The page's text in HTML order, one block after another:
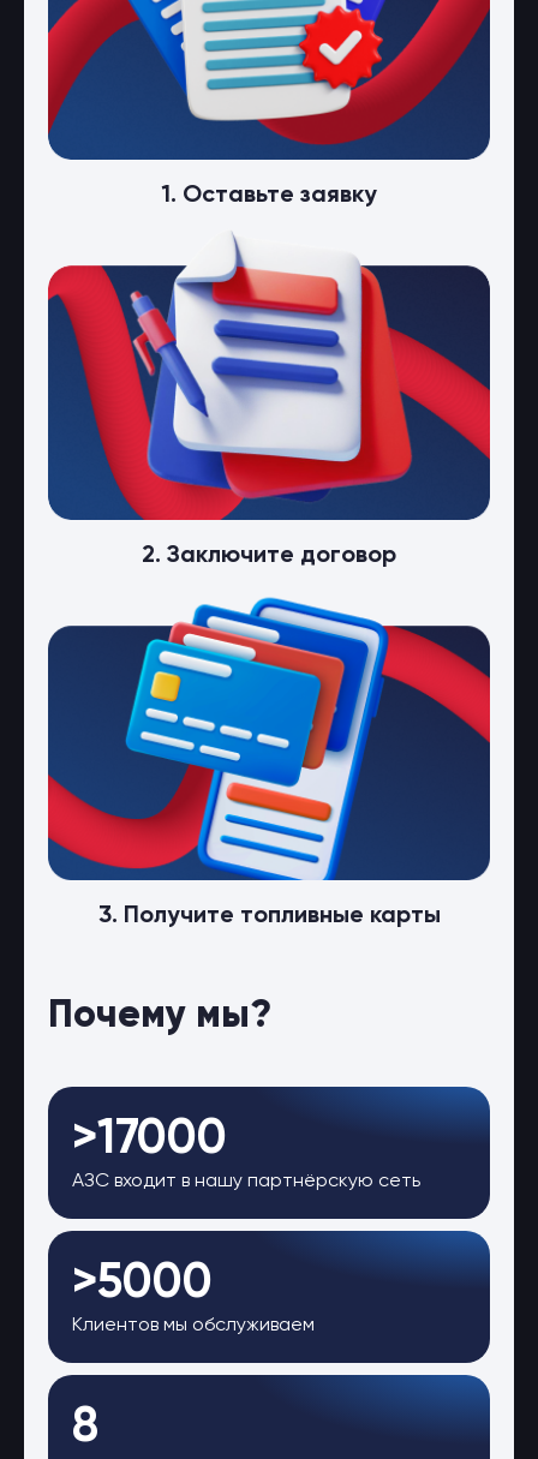
1. Оставьте заявку
2. Заключите договор
3. Получите топливные карты
Почему мы?
>17000
АЗС входит в нашу партнёрскую сеть
>5000
Клиентов мы обслуживаем
8